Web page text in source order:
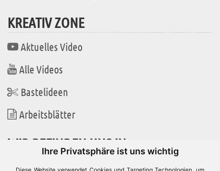
Ihre Privatsphäre ist uns wichtig
KREATIV ZONE
Aktuelles Video
Alle Videos
Bastelideen
Arbeitsblätter
WIR BEFINDEN UNS IN